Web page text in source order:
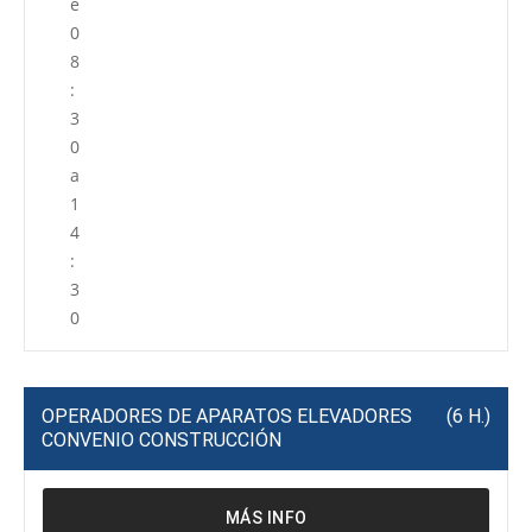
0
8
:
3
0
a
1
4
:
3
0
OPERADORES DE APARATOS ELEVADORES
CONVENIO CONSTRUCCIÓN
(6 H.)
MÁS INFO